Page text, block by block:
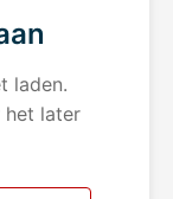
laden.
het later